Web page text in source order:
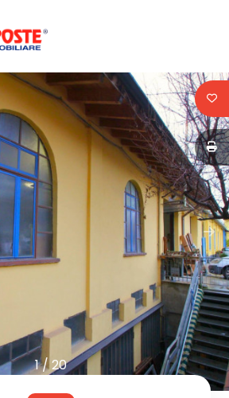
1/20